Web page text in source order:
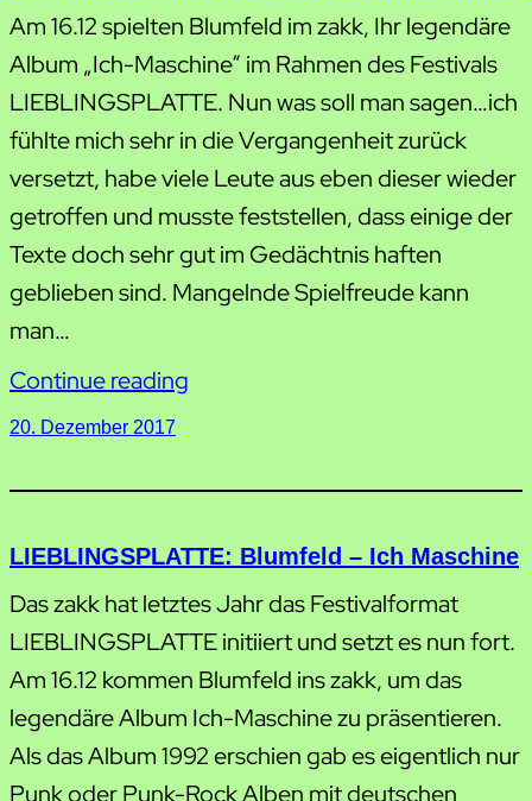
Am 16.12 spielten Blumfeld im zakk, Ihr legendäre
Album „Ich-Maschine“ im Rahmen des Festivals
LIEBLINGSPLATTE. Nun was soll man sagen…ich
fühlte mich sehr in die Vergangenheit zurück
versetzt, habe viele Leute aus eben dieser wieder
getroffen und musste feststellen, dass einige der
Texte doch sehr gut im Gedächtnis haften
geblieben sind. Mangelnde Spielfreude kann
man…
Continue reading
20. Dezember 2017
LIEBLINGSPLATTE: Blumfeld – Ich Maschine
Das zakk hat letztes Jahr das Festivalformat
LIEBLINGSPLATTE initiiert und setzt es nun fort.
Am 16.12 kommen Blumfeld ins zakk, um das
legendäre Album Ich-Maschine zu präsentieren.
Als das Album 1992 erschien gab es eigentlich nur
Punk oder Punk-Rock Alben mit deutschen